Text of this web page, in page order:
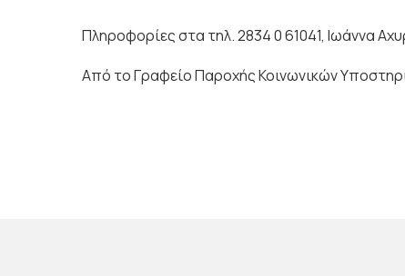
Πληροφορίες στα τηλ. 2834 0 61041, Ιωάννα
Από το Γραφείο Παροχής Κοινωνικών